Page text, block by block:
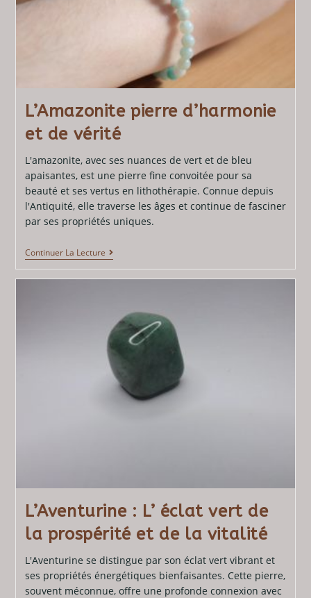
L’Amazonite pierre d’harmonie
et de vérité
L'amazonite, avec ses nuances de vert et de bleu
apaisantes, est une pierre fine convoitée pour sa
beauté et ses vertus en lithothérapie. Connue depuis
l'Antiquité, elle traverse les âges et continue de fasciner
par ses propriétés uniques.
Continuer La Lecture
L’Aventurine : L’ éclat vert de
la prospérité et de la vitalité
L'Aventurine se distingue par son éclat vert vibrant et
ses propriétés énergétiques bienfaisantes. Cette pierre,
souvent méconnue, offre une profonde connexion avec